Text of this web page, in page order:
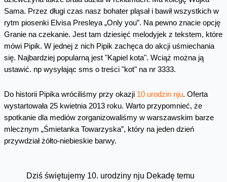
Sama. Przez długi czas nasz bohater pląsał i bawił wszystkich w
rytm piosenki Elvisa Presleya „Only you”. Na pewno znacie opcję
Granie na czekanie. Jest tam dziesięć melodyjek z tekstem, które
mówi Pipik. W jednej z nich Pipik zachęca do akcji uśmiechania
się. Najbardziej popularną jest "Kąpiel kota". Wciąż można ją
ustawić. np wysyłając sms o treści "kot" na nr 3333.
Do historii Pipika wróciliśmy przy okazji 10 urodzin nju. Oferta
wystartowała 25 kwietnia 2013 roku. Warto przypomnieć, że
spotkanie dla mediów zorganizowaliśmy w warszawskim barze
mlecznym „Śmietanka Towarzyska”, który na jeden dzień
przywdział żółto-niebieskie barwy.
Dziś świętujemy 10. urodziny nju Dekadę temu